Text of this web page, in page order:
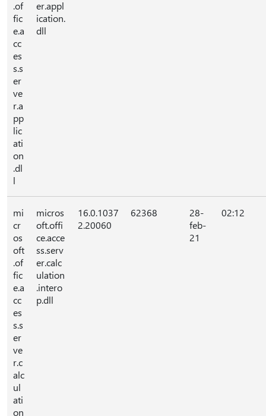
.of
fic
e.a
cc
es
s.s
er
ve
r.a
pp
lic
ati
on
.dl
l
er.appl
ication.
dll
mi
cr
os
oft
.of
fic
e.a
cc
es
s.s
er
ve
r.c
alc
ul
ati
on
micros
oft.offi
ce.acce
ss.serv
er.calc
ulation
.intero
p.dll
16.0.1037
2.20060
62368
28-
feb-
21
02:12